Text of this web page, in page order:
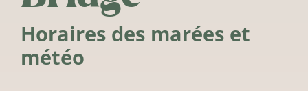
Horaires des marées et
météo